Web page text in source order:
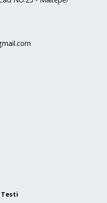
Testi